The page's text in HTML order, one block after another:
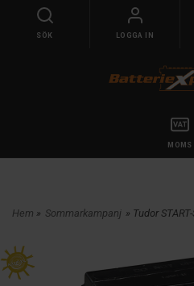
SÖK LOGGA IN
MOMS
Hem » Sommarkampanj » Tudor